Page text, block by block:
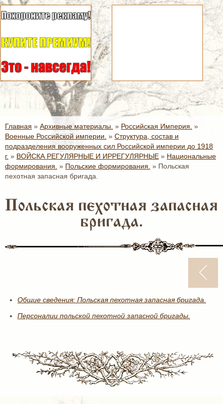
Главная » Архивные материалы. » Российская Империя. »
Военные Российской империи. » Структура, состав и
подразделения вооруженных сил Российской империи до 1918
г. » ВОЙСКА РЕГУЛЯРНЫЕ И ИРРЕГУЛЯРНЫЕ » Национальные
формирования. » Польские формирования. » Польская
пехотная запасная бригада.
Польская пехотная запасная
бригада.
Общие сведения: Польская пехотная запасная бригада.
Персоналии польской пехотной запасной бригады.